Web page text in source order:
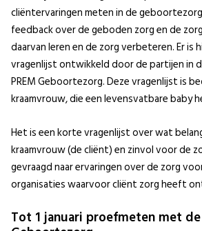
cliëntervaringen meten in de
feedback over de geboden zorg​ en de
daarvan leren en de zorg verbeteren. Er is
vragenlijst ontwikkeld door de partijen in
PREM Geboortezorg. Deze vragenlijst is
kraamvrouw, die een levensvatbare baby
Het is een korte vragenlijst over wat
kraamvrouw (de cliënt) en zinvol voor de
gevraagd naar ervaringen over de zorg
organisaties waarvoor cliënt zorg heeft
Tot 1 januari proefmeten met de